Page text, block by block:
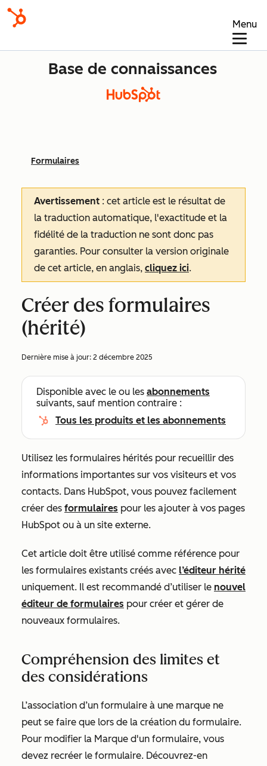
Menu
Base de connaissances
Formulaires
Avertissement : cet article est le résultat de
la traduction automatique, l'exactitude et la
fidélité de la traduction ne sont donc pas
garanties. Pour consulter la version originale
de cet article, en anglais, cliquez ici.
Créer des formulaires
(hérité)
Dernière mise à jour: 2 décembre 2025
Disponible avec le ou les abonnements
suivants, sauf mention contraire :
Tous les produits et les abonnements
Utilisez les formulaires hérités pour recueillir des
informations importantes sur vos visiteurs et vos
contacts. Dans HubSpot, vous pouvez facilement
créer des formulaires pour les ajouter à vos pages
HubSpot ou à un site externe.
Cet article doit être utilisé comme référence pour
les formulaires existants créés avec l’éditeur hérité
uniquement. Il est recommandé d’utiliser le nouvel
éditeur de formulaires pour créer et gérer de
nouveaux formulaires.
Compréhension des limites et
des considérations
L’association d’un formulaire à une marque ne
peut se faire que lors de la création du formulaire.
Pour modifier la Marque d'un formulaire, vous
devez recréer le formulaire. Découvrez-en